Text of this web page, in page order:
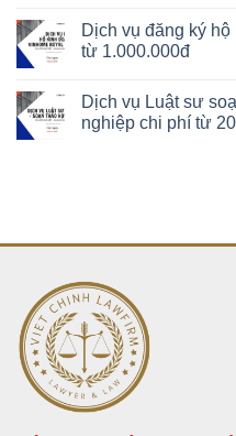
Dịch vụ đăng ký
từ 1.000.000đ
Dịch vụ Luật sư
nghiệp chi phí từ